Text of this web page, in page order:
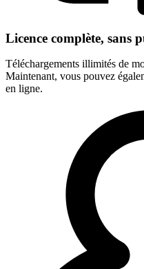
Licence complète, sans
Téléchargements illimités de
Maintenant, vous pouvez
en ligne.